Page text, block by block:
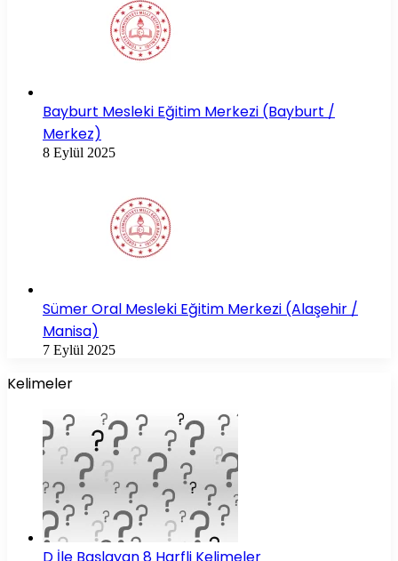
Bayburt Mesleki Eğitim Merkezi (Bayburt /
Merkez)
8 Eylül 2025
Sümer Oral Mesleki Eğitim Merkezi (Alaşehir /
Manisa)
7 Eylül 2025
Kelimeler
D İle Başlayan 8 Harfli Kelimeler